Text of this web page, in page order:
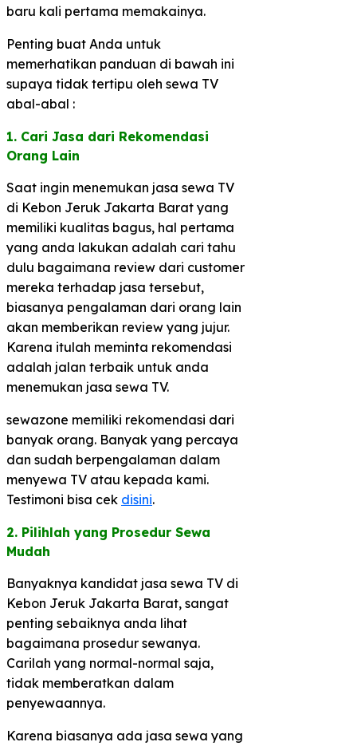
baru kali pertama memakainya.
Penting buat Anda untuk
memerhatikan panduan di bawah ini
supaya tidak tertipu oleh sewa TV
abal-abal :
1. Cari Jasa dari Rekomendasi
Orang Lain​
Saat ingin menemukan jasa sewa TV
di Kebon Jeruk Jakarta Barat yang
memiliki kualitas bagus, hal pertama
yang anda lakukan adalah cari tahu
dulu bagaimana review dari customer
mereka terhadap jasa tersebut,
biasanya pengalaman dari orang lain
akan memberikan review yang jujur.
Karena itulah meminta rekomendasi
adalah jalan terbaik untuk anda
menemukan jasa sewa TV.
sewazone memiliki rekomendasi dari
banyak orang. Banyak yang percaya
dan sudah berpengalaman dalam
menyewa TV atau kepada kami.
Testimoni bisa cek disini.
2. Pilihlah yang Prosedur Sewa
Mudah​
Banyaknya kandidat jasa sewa TV di
Kebon Jeruk Jakarta Barat, sangat
penting sebaiknya anda lihat
bagaimana prosedur sewanya.
Carilah yang normal-normal saja,
tidak memberatkan dalam
penyewaannya.
Karena biasanya ada jasa sewa yang